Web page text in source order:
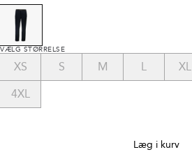
VÆLG STØRRELSE
XS S M L XL
4XL
Læg i kurv